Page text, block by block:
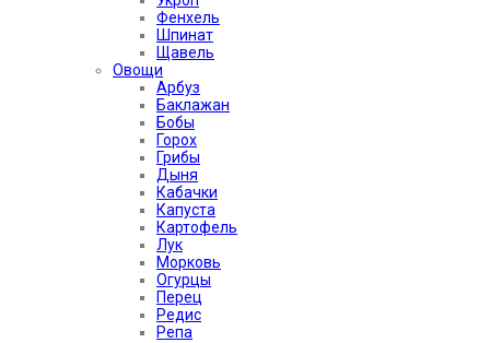
Фенхель
Шпинат
Щавель
Овощи
Арбуз
Баклажан
Бобы
Горох
Грибы
Дыня
Кабачки
Капуста
Картофель
Лук
Морковь
Огурцы
Перец
Редис
Репа